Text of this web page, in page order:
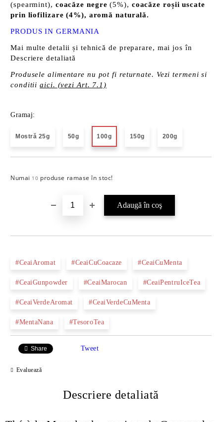
(spearmint), coacăze negre (5%), coacăze roșii uscate
prin liofilizare (4%), aromă naturală.
PRODUS IN GERMANIA
Mai multe detalii și tehnică de preparare, mai jos în
Descriere detaliată
Produsele alimentare nu pot fi returnate. Vezi termeni si
conditiiaici. (vezi Art. 7.1)
Gramaj:
Mostră 25g 50g 100g 150g 200g
Numai 10 produse ramase în stoc!
#CeaiAromat #CeaiCuCoacaze #CeaiCuMenta
#CeaiGunpowder #CeaiMarocan #CeaiPentruIceTea
#CeaiVerdeAromat #CeaiVerdeCuMenta
#MentaNana #TesoroTea
Share Tweet
Evaluează
Descriere detaliată